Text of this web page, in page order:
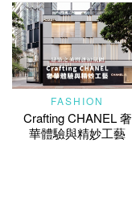
FASHION
Crafting CHANEL 奢
華體驗與精妙工藝